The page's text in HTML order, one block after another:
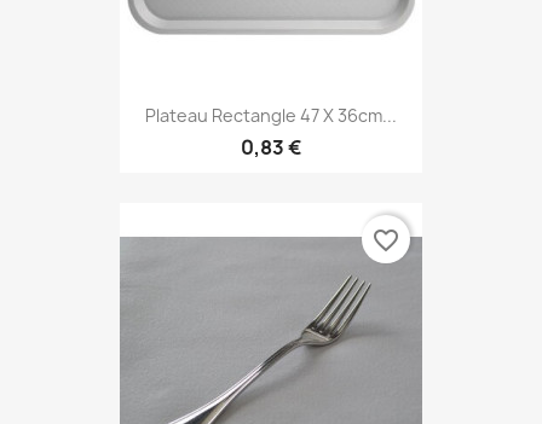
Plateau Rectangle 47 X 36cm...
0,83 €
favorite_border